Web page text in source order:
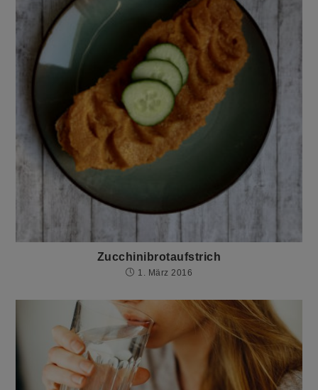
Zucchinibrotaufstrich
1. März 2016